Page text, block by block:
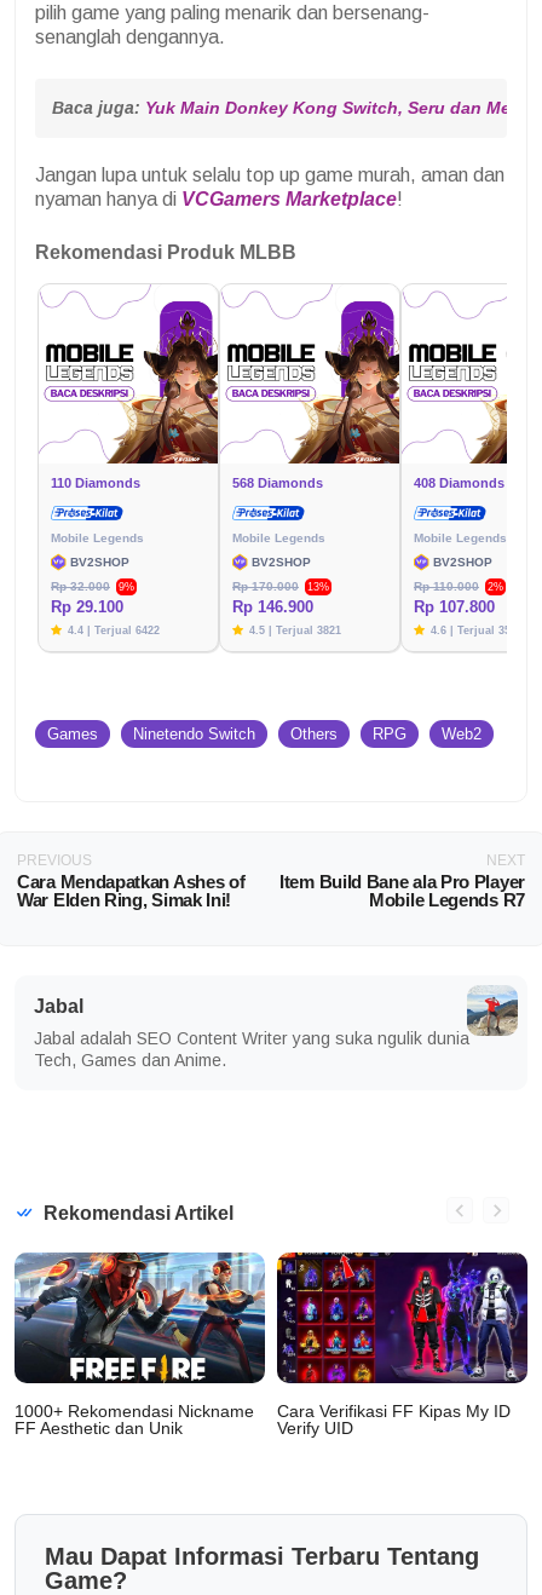
pilih game yang paling menarik dan bersenang-
senanglah dengannya.
Baca juga: Yuk Main Donkey Kong Switch, Seru dan
Jangan lupa untuk selalu top up game murah, aman dan
nyaman hanya di VCGamers Marketplace!
Rekomendasi Produk MLBB
110 Diamonds
Mobile Legends
BV2SHOP
Rp 32.000
9%
Rp 29.100
4.4 | Terjual 6422
568 Diamonds
Mobile Legends
BV2SHOP
Rp 170.000
13%
Rp 146.900
4.5 | Terjual 3821
408 Diamonds
Mobile Legends
BV2SHOP
Rp 110.000
2%
Rp 107.800
4.6 | Terjual 3576
Games Ninetendo Switch Others RPG Web2
PREVIOUS
Cara Mendapatkan Ashes of
War Elden Ring, Simak Ini!
NEXT
Item Build Bane ala Pro Player
Mobile Legends R7
Jabal
Jabal adalah SEO Content Writer yang suka ngulik dunia
Tech, Games dan Anime.
Rekomendasi Artikel
1000+ Rekomendasi Nickname
FF Aesthetic dan Unik
Cara Verifikasi FF Kipas My ID
Verify UID
Mau Dapat Informasi Terbaru Tentang
Game?